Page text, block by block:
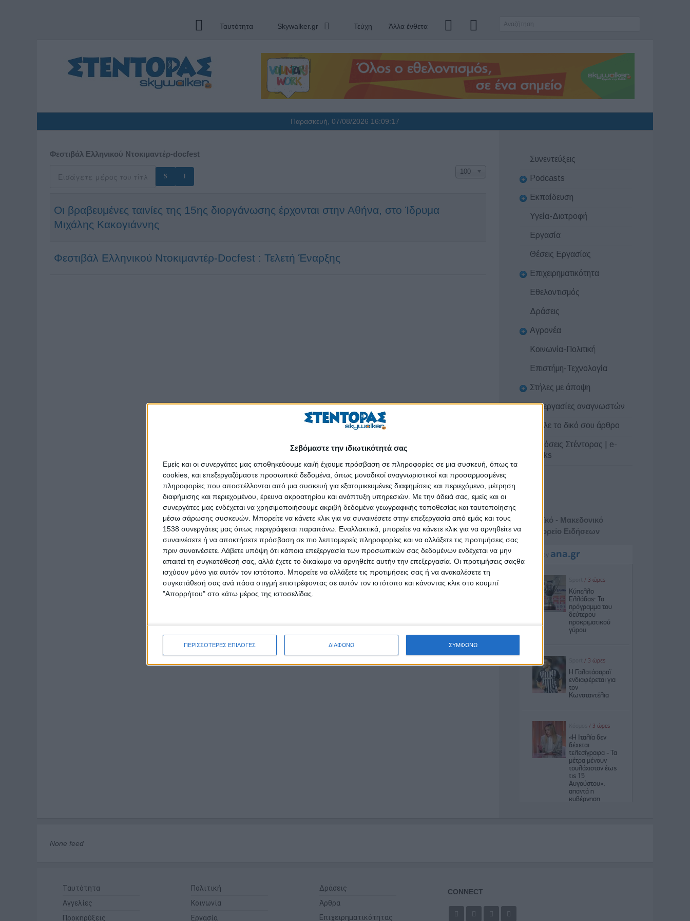
Σεβόμαστε την ιδιωτικότητά σας
Εμείς και οι συνεργάτες μας αποθηκεύουμε και/ή έχουμε πρόσβαση σε πληροφορίες σε μια συσκευή, όπως τα
cookies, και επεξεργαζόμαστε προσωπικά δεδομένα, όπως μοναδικοί αναγνωριστικοί και προσαρμοσμένες
πληροφορίες που αποστέλλονται από μια συσκευή για εξατομικευμένες διαφημίσεις και περιεχόμενο, μέτρηση
διαφήμισης και περιεχομένου, έρευνα ακροατηρίου και ανάπτυξη υπηρεσιών. Με την άδειά σας, εμείς και οι
συνεργάτες μας ενδέχεται να χρησιμοποιήσουμε ακριβή δεδομένα γεωγραφικής τοποθεσίας και ταυτοποίησης
μέσω σάρωσης συσκευών. Μπορείτε να κάνετε κλικ για να συναινέσετε στην επεξεργασία από εμάς και τους
1538 συνεργάτες μας όπως περιγράφεται παραπάνω. Εναλλακτικά, μπορείτε να κάνετε κλικ για να αρνηθείτε να
συναινέσετε ή να αποκτήσετε πρόσβαση σε πιο λεπτομερείς πληροφορίες και να αλλάξετε τις προτιμήσεις σας
πριν συναινέσετε. Λάβετε υπόψη ότι κάποια επεξεργασία των προσωπικών σας δεδομένων ενδέχεται να μην
απαιτεί τη συγκατάθεσή σας, αλλά έχετε το δικαίωμα να αρνηθείτε αυτήν την επεξεργασία. Οι προτιμήσεις σαςθα
ισχύουν μόνο για αυτόν τον ιστότοπο. Μπορείτε να αλλάξετε τις προτιμήσεις σας ή να ανακαλέσετε τη
συγκατάθεσή σας ανά πάσα στιγμή επιστρέφοντας σε αυτόν τον ιστότοπο και κάνοντας κλικ στο κουμπί
"Απορρήτου" στο κάτω μέρος της ιστοσελίδας.
ΠΕΡΙΣΣΟΤΕΡΕΣ ΕΠΙΛΟΓΕΣ ΔΙΑΦΩΝΩ ΣΥΜΦΩΝΩ
Ταυτότητα Skywalker.gr Τεύχη Άλλα ένθετα
Παρασκευή, 07/08/2026 16:09:17
Φεστιβάλ Ελληνικού Ντοκιμαντέρ-docfest
100
Οι βραβευμένες ταινίες της 15ης διοργάνωσης έρχονται στην Αθήνα, στο Ίδρυμα
Μιχάλης Κακογιάννης
Φεστιβάλ Ελληνικού Ντοκιμαντέρ-Docfest : Τελετή Έναρξης
Συνεντεύξεις
Podcasts
Εκπαίδευση
Υγεία-Διατροφή
Εργασία
Θέσεις Εργασίας
Επιχειρηματικότητα
Εθελοντισμός
Δράσεις
Αγρονέα
Κοινωνία-Πολιτική
Επιστήμη-Τεχνολογία
Στήλες με άποψη
Συνεργασίες αναγνωστών
Στείλε το δικό σου άρθρο
Εκδόσεις Στέντορας | e-
books
Αθηναϊκό - Μακεδονικό
Πρακτορείο Ειδήσεων
None feed
Ταυτότητα
Αγγελίες
Προκηρύξεις
Πολιτική
Κοινωνία
Εργασία
Δράσεις
Άρθρα
Επιχειρηματικότητας
CONNECT